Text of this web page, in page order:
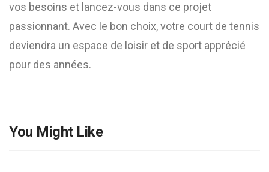
vos besoins et lancez-vous dans ce projet
passionnant. Avec le bon choix, votre court de tennis
deviendra un espace de loisir et de sport apprécié
pour des années.
You Might Like